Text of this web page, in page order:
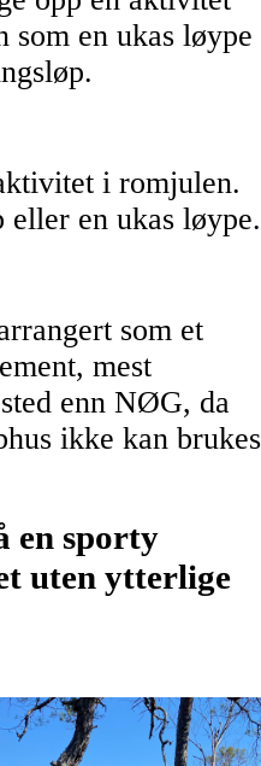
som en ukas løype
i romjulen.
eller en ukas løype.
som et
mest
enn NØG, da
ikke kan
en sporty
uten ytterlige